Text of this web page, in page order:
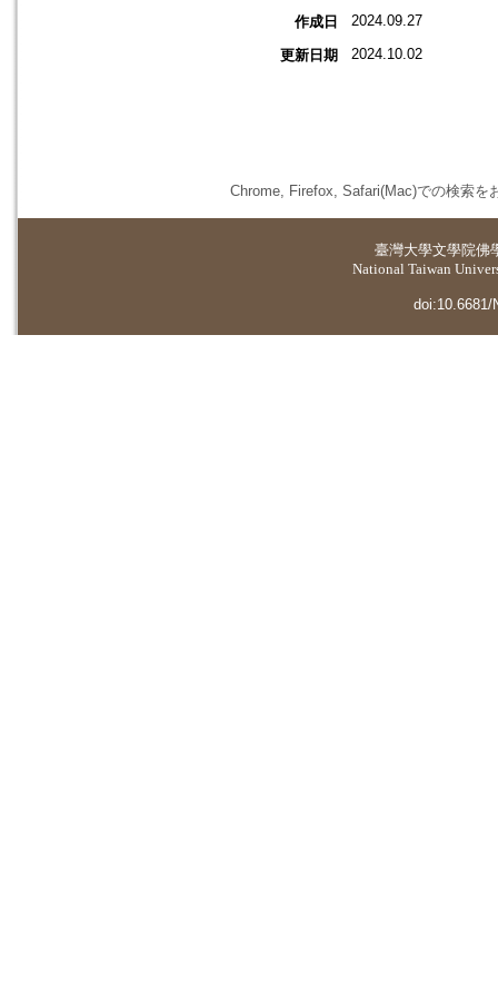
作成日 2024.09.27
更新日期 2024.10.02
Chrome, Firefox, Safari(Mac)での検索を
臺灣大學文學院佛
National Taiwan
doi:10.6681/